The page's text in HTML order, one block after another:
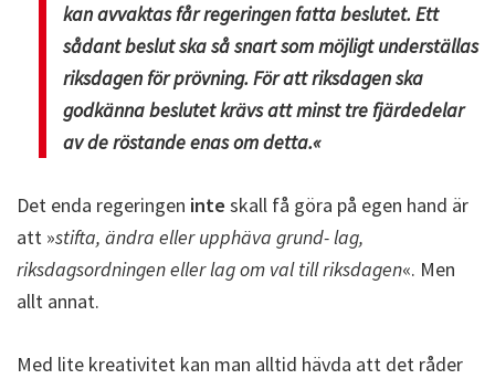
kan avvaktas får regeringen fatta beslutet. Ett
sådant beslut ska så snart som möjligt underställas
riksdagen för prövning. För att riksdagen ska
godkänna beslutet krävs att minst tre fjärdedelar
av de röstande enas om detta.«
Det enda regeringen inte skall få göra på egen hand är
att »stifta, ändra eller upphäva grund- lag,
riksdagsordningen eller lag om val till riksdagen«. Men
allt annat.
Med lite kreativitet kan man alltid hävda att det råder